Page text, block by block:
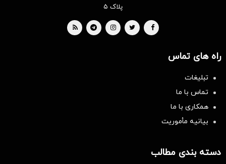
پلاک ۵
راه های تماس
تبلیغات
تماس با ما
همکاری با ما
بیانیه مأموریت
دسته بندی مطالب